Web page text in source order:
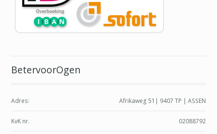
BetervoorOgen
Adres: Afrikaweg 51| 9407 TP | ASSEN
KvK nr. 02088792